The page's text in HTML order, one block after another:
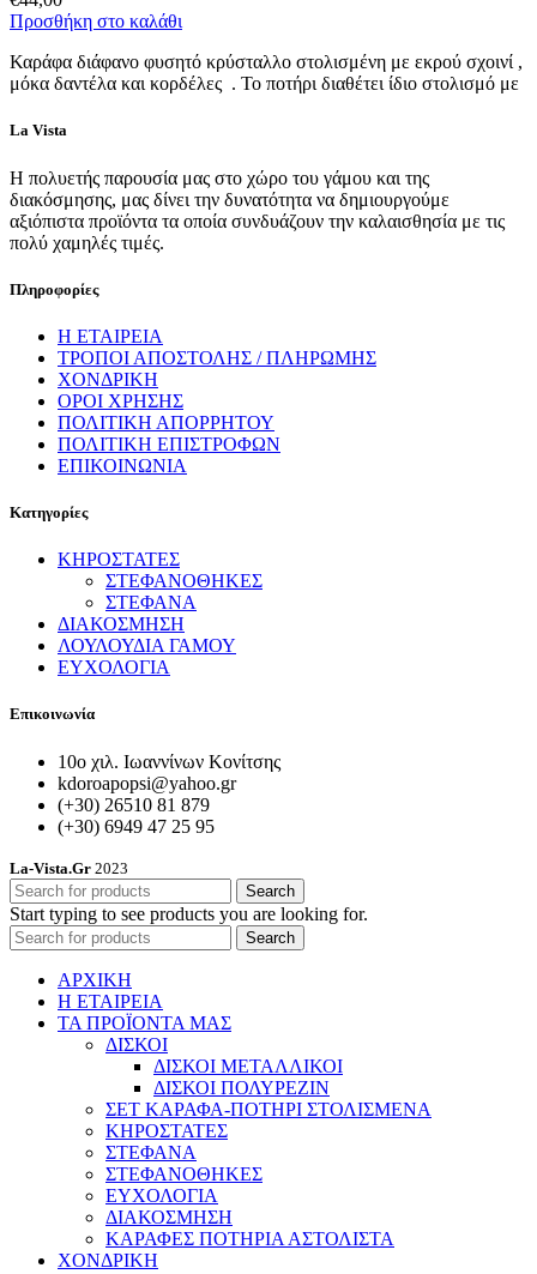
Προσθήκη στο καλάθι
Καράφα διάφανο φυσητό κρύσταλλο στολισμένη με εκρού σχοινί ,
μόκα δαντέλα και κορδέλες . Το ποτήρι διαθέτει ίδιο στολισμό με
La Vista
Η πολυετής παρουσία μας στο χώρο του γάμου και της
διακόσμησης, μας δίνει την δυνατότητα να δημιουργούμε
αξιόπιστα προϊόντα τα οποία συνδυάζουν την καλαισθησία με τις
πολύ χαμηλές τιμές.
Πληροφορίες
Η ΕΤΑΙΡΕΙΑ
ΤΡΟΠΟΙ ΑΠΟΣΤΟΛΗΣ / ΠΛΗΡΩΜΗΣ
ΧΟΝΔΡΙΚΗ
ΟΡΟΙ ΧΡΗΣΗΣ
ΠΟΛΙΤΙΚΗ ΑΠΟΡΡΗΤΟΥ
ΠΟΛΙΤΙΚΗ ΕΠΙΣΤΡΟΦΩΝ
ΕΠΙΚΟΙΝΩΝΙΑ
Κατηγορίες
ΚΗΡΟΣΤΑΤΕΣ
ΣΤΕΦΑΝΟΘΗΚΕΣ
ΣΤΕΦΑΝΑ
ΔΙΑΚΟΣΜΗΣΗ
ΛΟΥΛΟΥΔΙΑ ΓΑΜΟΥ
ΕΥΧΟΛΟΓΙΑ
Επικοινωνία
10ο χιλ. Ιωαννίνων Κονίτσης
kdoroapopsi@yahoo.gr
(+30) 26510 81 879
(+30) 6949 47 25 95
La-Vista.Gr 2023
Search
Start typing to see products you are looking for.
Search
ΑΡΧΙΚΗ
Η ΕΤΑΙΡΕΙΑ
ΤΑ ΠΡΟΪΟΝΤΑ ΜΑΣ
ΔΙΣΚΟΙ
ΔΙΣΚΟΙ ΜΕΤΑΛΛΙΚΟΙ
ΔΙΣΚΟΙ ΠΟΛΥΡΕΖΙΝ
ΣΕΤ ΚΑΡΑΦΑ-ΠΟΤΗΡΙ ΣΤΟΛΙΣΜΕΝΑ
ΚΗΡΟΣΤΑΤΕΣ
ΣΤΕΦΑΝΑ
ΣΤΕΦΑΝΟΘΗΚΕΣ
ΕΥΧΟΛΟΓΙΑ
ΔΙΑΚΟΣΜΗΣΗ
ΚΑΡΑΦΕΣ ΠΟΤΗΡΙΑ ΑΣΤΟΛΙΣΤΑ
ΧΟΝΔΡΙΚΗ